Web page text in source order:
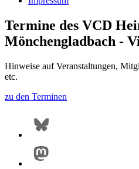
Termine des VCD
Mönchengladbach -
Hinweise auf Veranstaltungen,
etc.
zu den Terminen